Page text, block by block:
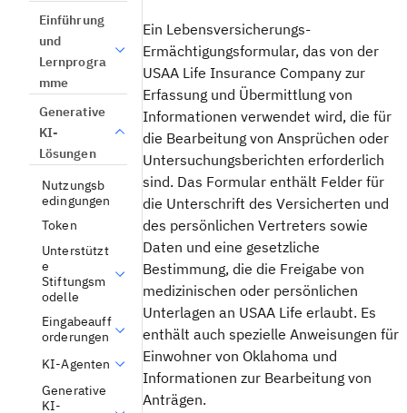
Einführung
und
Lernprogra
mme
Generative
KI-
Lösungen
Nutzungsb
edingungen
Token
Unterstützt
e
Stiftungsm
odelle
Eingabeauff
orderungen
KI-Agenten
Generative
KI-
Ein Lebensversicherungs-
Ermächtigungsformular, das von der
USAA Life Insurance Company zur
Erfassung und Übermittlung von
Informationen verwendet wird, die für
die Bearbeitung von Ansprüchen oder
Untersuchungsberichten erforderlich
sind. Das Formular enthält Felder für
die Unterschrift des Versicherten und
des persönlichen Vertreters sowie
Daten und eine gesetzliche
Bestimmung, die die Freigabe von
medizinischen oder persönlichen
Unterlagen an USAA Life erlaubt. Es
enthält auch spezielle Anweisungen für
Einwohner von Oklahoma und
Informationen zur Bearbeitung von
Anträgen.